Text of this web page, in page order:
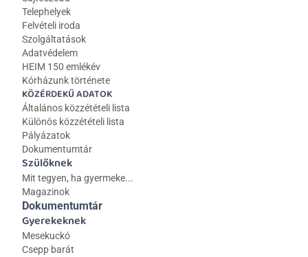
Telephelyek
Felvételi iroda
Szolgáltatások
Adatvédelem
HEIM 150 emlékév
Kórházunk története
KÖZÉRDEKŰ ADATOK
Általános közzétételi lista
Különös közzétételi lista
Pályázatok
Dokumentumtár
Szülőknek
Mit tegyen, ha gyermeke...
Magazinok
Gyerekeknek
Mesekuckó
Csepp barát
Dokumentumtár